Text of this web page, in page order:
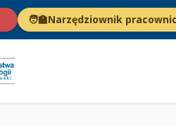
🧑‍🏫Narzędziownik